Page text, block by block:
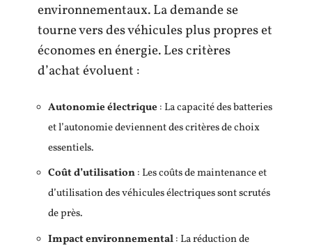
environnementaux. La demande se
tourne vers des véhicules plus propres et
économes en énergie. Les critères
d’achat évoluent :
Autonomie électrique : La capacité des batteries
et l’autonomie deviennent des critères de choix
essentiels.
Coût d’utilisation: Les coûts de maintenance et
d’utilisation des véhicules électriques sont scrutés
de près.
Impact environnemental: La réduction de